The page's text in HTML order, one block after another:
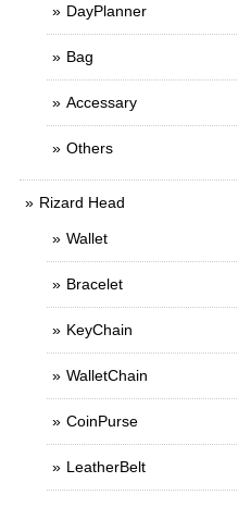
DayPlanner
Bag
Accessary
Others
Rizard Head
Wallet
Bracelet
KeyChain
WalletChain
CoinPurse
LeatherBelt